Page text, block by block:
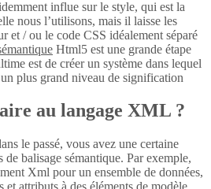
influe sur le style, qui est la
nous l’utilisons, mais il laisse les
et / ou le code CSS idéalement séparé
Html5 est une grande étape
est de créer un système dans lequel
plus grand niveau de signification
au langage XML ?
le passé, vous avez une certaine
balisage sémantique. Par exemple,
Xml pour un ensemble de données,